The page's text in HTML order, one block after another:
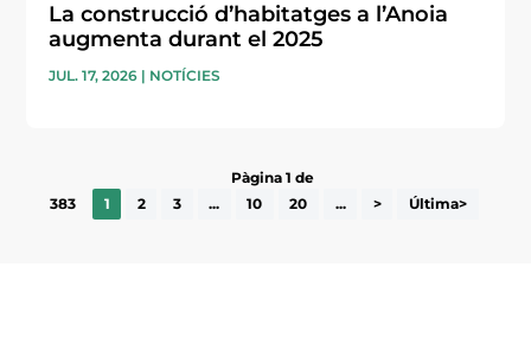
La construcció d’habitatges a l’Anoia
augmenta durant el 2025
JUL. 17, 2026 | NOTÍCIES
Pàgina 1 de
383
1 2 3 ... 10 20 ... > Última>